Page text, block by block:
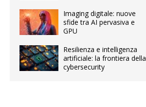
Imaging digitale: nuove
sfide tra AI pervasiva e
GPU
Resilienza e intelligenza
artificiale: la frontiera della
cybersecurity